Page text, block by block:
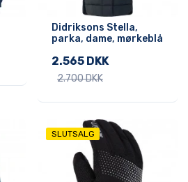
Didriksons Stella,
parka, dame, mørkeblå
2.565 DKK
2.700 DKK
SLUTSALG